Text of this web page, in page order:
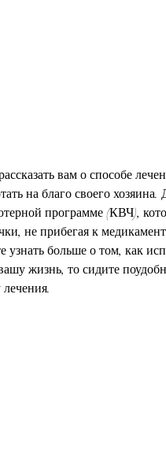
вам о способе
на благо своего
программе (КВЧ),
не прибегая к
узнать больше о том, как
жизнь, то сидите